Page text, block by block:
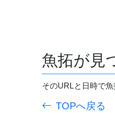
魚拓が見
そのURLと日時で魚
TOPへ戻る